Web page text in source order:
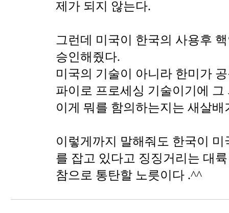
제가 되지 않는다.
그런데 미국이 한국의 사용후
승인해줬다.
미국의 기술이 아니라 한미가
파이로 프로세싱 기술이기에 그
이게 뭐를 함의하는지는 새살배
이렇게까지 말해줘도 한국이
를 잡고 있다고 징징거리는 대
참으로 통탄할 노릇이다 .^^